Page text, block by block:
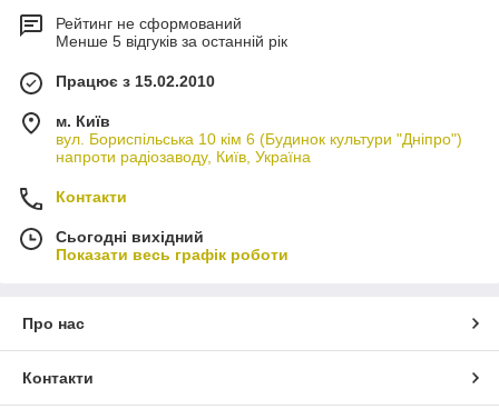
Рейтинг не сформований
Менше 5 відгуків за останній рік
Працює з 15.02.2010
м. Київ
вул. Бориспільська 10 кім 6 (Будинок культури "Дніпро")
напроти радіозаводу, Київ, Україна
Контакти
Сьогодні вихідний
Показати весь графік роботи
Про нас
Контакти